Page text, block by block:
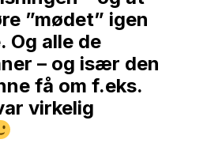
”mødet” igen
Og alle de
– og især den
få om f.eks.
virkelig